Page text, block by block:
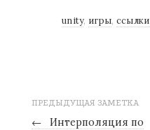
unity, игры, ссылки
ПРЕДЫДУЩАЯ ЗАМЕТКА
←
Интерполяция по